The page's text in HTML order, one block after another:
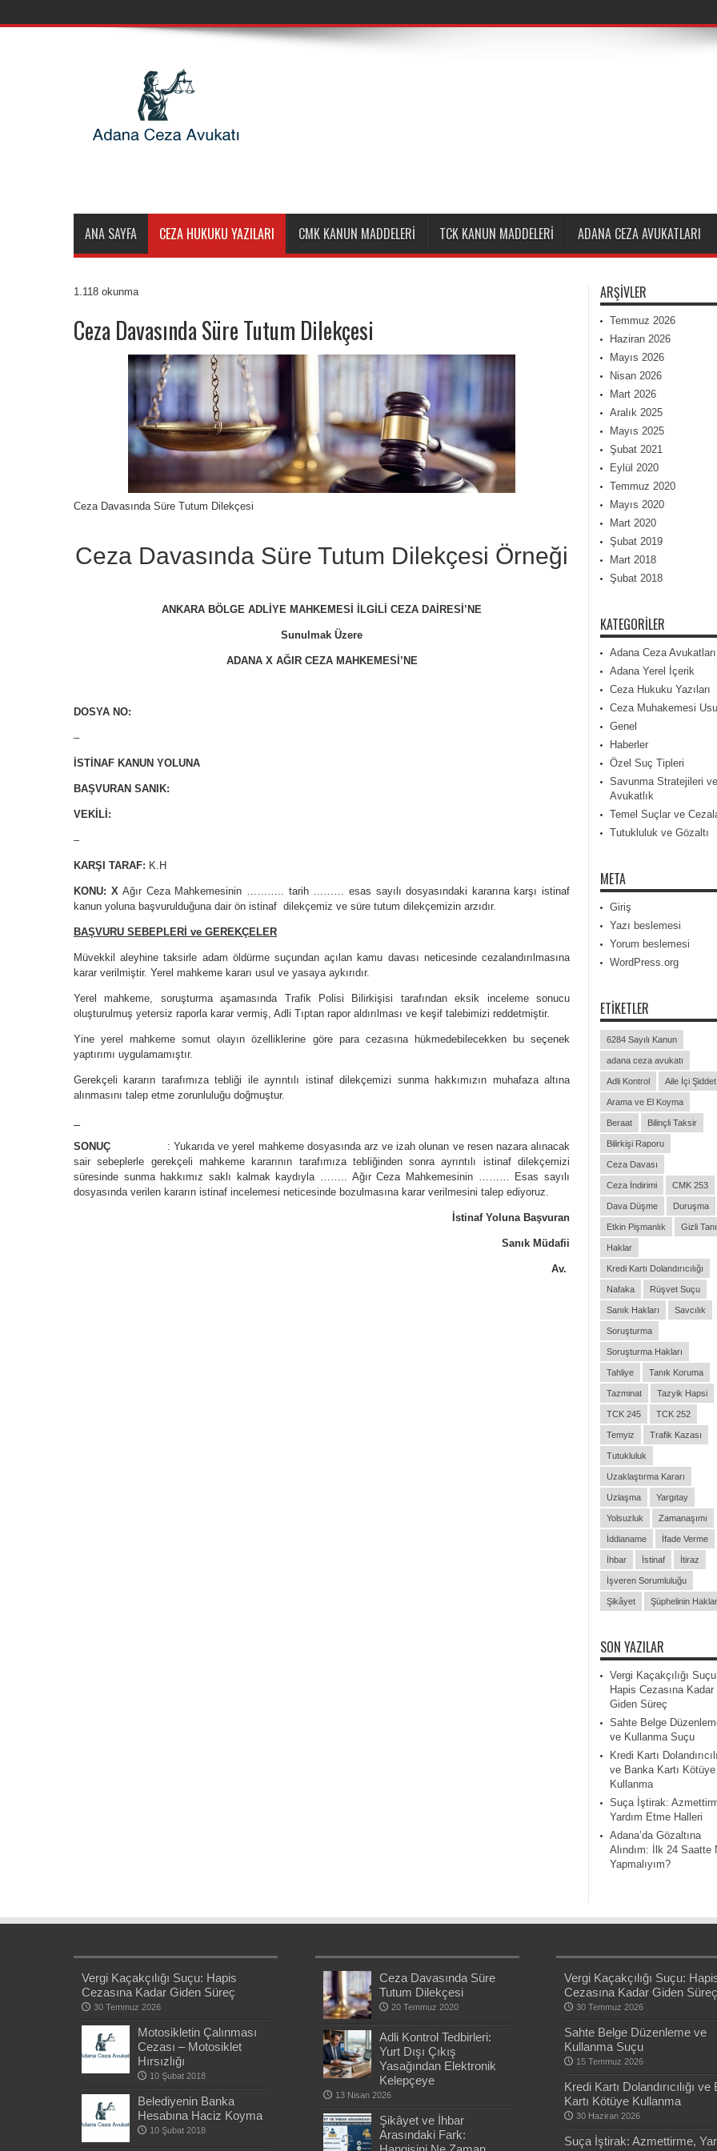
ANA SAYFA CEZA HUKUKU YAZILARI CMK KANUN MADDELERI TCK KANUN MADDELERI ADANA CEZA AVUKATLARI
1.118 okunma
Ceza Davasında Süre Tutum Dilekçesi
Ceza Davasında Süre Tutum Dilekçesi
Ceza Davasında Süre Tutum Dilekçesi Örneği
ANKARA BÖLGE ADLİYE MAHKEMESİ İLGİLİ CEZA DAİRESİ’NE
Sunulmak Üzere
ADANA X AĞIR CEZA MAHKEMESİ’NE
DOSYA NO:
–
İSTİNAF KANUN YOLUNA
BAŞVURAN SANIK:
VEKİLİ:
–
KARŞI TARAF: K.H
KONU: XAğır Ceza Mahkemesinin ……….. tarih ……… esas sayılı dosyasındaki kararına karşı istinaf
kanun yoluna başvurulduğuna dair ön istinaf dilekçemiz ve süre tutum dilekçemizin arzıdır.
BAŞVURU SEBEPLERİ ve GEREKÇELER
Müvekkil aleyhine taksirle adam öldürme suçundan açılan kamu davası neticesinde cezalandırılmasına
karar verilmiştir. Yerel mahkeme kararı usul ve yasaya aykırıdır.
Yerel mahkeme, soruşturma aşamasında Trafik Polisi Bilirkişisi tarafından eksik inceleme sonucu
oluşturulmuş yetersiz raporla karar vermiş, Adli Tıptan rapor aldırılması ve keşif talebimizi reddetmiştir.
Yine yerel mahkeme somut olayın özelliklerine göre para cezasına hükmedebilecekken bu seçenek
yaptırımı uygulamamıştır.
Gerekçeli kararın tarafımıza tebliği ile ayrıntılı istinaf dilekçemizi sunma hakkımızın muhafaza altına
alınmasını talep etme zorunluluğu doğmuştur.
SONUÇ
: Yukarıda ve yerel mahkeme dosyasında arz ve izah olunan ve resen nazara alınacak
sair sebeplerle gerekçeli mahkeme kararının tarafımıza tebliğinden sonra ayrıntılı istinaf dilekçemizi
süresinde sunma hakkımız saklı kalmak kaydıyla …….. Ağır Ceza Mahkemesinin ……… Esas sayılı
dosyasında verilen kararın istinaf incelemesi neticesinde bozulmasına karar verilmesini talep ediyoruz.
İstinaf Yoluna Başvuran
Sanık Müdafii
Av.
ARŞIVLER
Temmuz 2026
Haziran 2026
Mayıs 2026
Nisan 2026
Mart 2026
Aralık 2025
Mayıs 2025
Şubat 2021
Eylül 2020
Temmuz 2020
Mayıs 2020
Mart 2020
Şubat 2019
Mart 2018
Şubat 2018
KATEGORILER
Adana Ceza Avukatları
Adana Yerel İçerik
Ceza Hukuku Yazıları
Ceza Muhakemesi
Genel
Haberler
Özel Suç Tipleri
Savunma Stratejileri ve
Avukatlık
Temel Suçlar ve
Tutukluluk ve Gözaltı
META
Giriş
Yazı beslemesi
Yorum beslemesi
WordPress.org
ETIKETLER
6284 Sayılı Kanun
adana ceza avukatı
Adli Kontrol Aile İçi Şiddet
Arama ve El Koyma
Beraat Bilinçli Taksir
Bilirkişi Raporu
Ceza Davası
Ceza İndirimi CMK 253
Dava Düşme Duruşma
Etkin Pişmanlık Gizli
Haklar
Kredi Kartı Dolandırıcılığı
Nafaka Rüşvet Suçu
Sanık Hakları Savcılık
Soruşturma
Soruşturma Hakları
Tahliye Tanık Koruma
Tazminat Tazyik Hapsi
TCK 245 TCK 252
Temyiz Trafik Kazası
Tutukluluk
Uzaklaştırma Kararı
Uzlaşma Yargıtay
Yolsuzluk Zamanaşımı
İddianame İfade Verme
İhbar İstinaf İtiraz
İşveren Sorumluluğu
Şikâyet Şüphelinin
SON YAZILAR
Vergi Kaçakçılığı
Hapis Cezasına Kadar
Giden Süreç
Sahte Belge
ve Kullanma Suçu
Kredi Kartı
ve Banka Kartı Kötüye
Kullanma
Suça İştirak:
Yardım Etme Halleri
Adana’da Gözaltına
Alındım: İlk 24 Saatte
Yapmalıyım?
Vergi Kaçakçılığı Suçu: Hapis
Cezasına Kadar Giden Süreç
30 Temmuz 2026
Motosikletin Çalınması
Cezası – Motosiklet
Hırsızlığı
10 Şubat 2018
Belediyenin Banka
Hesabına Haciz Koyma
10 Şubat 2018
Ceza Davasında Süre
Tutum Dilekçesi
20 Temmuz 2020
Adli Kontrol Tedbirleri:
Yurt Dışı Çıkış
Yasağından Elektronik
Kelepçeye
13 Nisan 2026
Şikâyet ve İhbar
Arasındaki Fark:
Vergi Kaçakçılığı Suçu:
Cezasına Kadar Giden
30 Temmuz 2026
Sahte Belge Düzenleme ve
Kullanma Suçu
15 Temmuz 2026
Kredi Kartı Dolandırıcılığı
Kartı Kötüye Kullanma
30 Haziran 2026
Suça İştirak: Azmettirme,